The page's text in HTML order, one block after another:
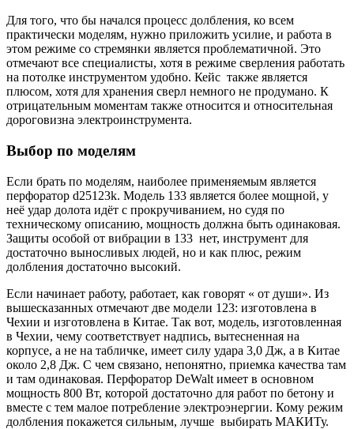
Для того, что бы начался процесс долбления, ко всем
практически моделям, нужно приложить усилие, и работа в
этом режиме со стремянки является проблематичной. Это
отмечают все специалисты, хотя в режиме сверления работать
на потолке инструментом удобно. Кейс также является
плюсом, хотя для хранения сверл немного не продумано. К
отрицательным моментам также относится и относительная
дороговизна электроинструмента.
Выбор по моделям
Если брать по моделям, наиболее применяемым является
перфоратор d25123k. Модель 133 является более мощной, у
неё удар долота идёт с прокручиванием, но судя по
техническому описанию, мощность должна быть одинаковая.
Защиты особой от вибрации в 133 нет, инструмент для
достаточно выносливых людей, но и как плюс, режим
долбления достаточно высокий.
Если начинает работу, работает, как говорят « от души». Из
вышесказанных отмечают две модели 123: изготовлена в
Чехии и изготовлена в Китае. Так вот, модель, изготовленная
в Чехии, чему соответствует надпись, вытесненная на
корпусе, а не на табличке, имеет силу удара 3,0 Дж, а в Китае
около 2,8 Дж. С чем связано, непонятно, приемка качества там
и там одинаковая. Перфоратор DeWalt имеет в основном
мощность 800 Вт, которой достаточно для работ по бетону и
вместе с тем малое потребление электроэнергии. Кому режим
долбления покажется сильным, лучше выбирать МАКИТу.